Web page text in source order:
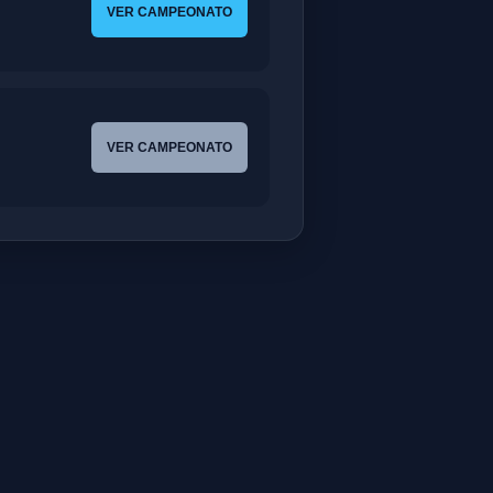
VER CAMPEONATO
VER CAMPEONATO